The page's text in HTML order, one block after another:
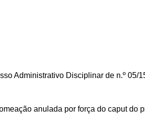
Administrativo Disciplinar de n.º 05/
anulada por força do caput do